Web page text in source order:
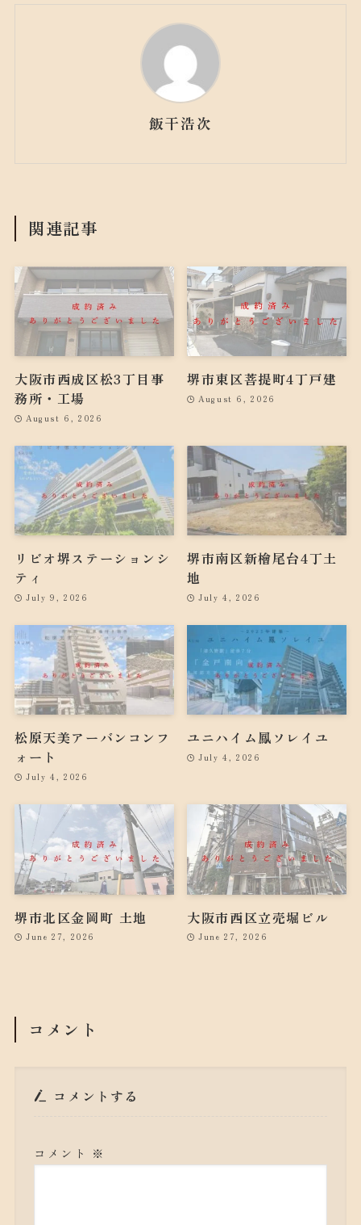
飯干浩次
関連記事
大阪市西成区松3丁目事
務所・工場
August 6, 2026
堺市東区菩提町4丁戸建
August 6, 2026
リビオ堺ステーションシ
ティ
July 9, 2026
堺市南区新檜尾台4丁土
地
July 4, 2026
松原天美アーバンコンフ
ォート
July 4, 2026
ユニハイム鳳ソレイユ
July 4, 2026
堺市北区金岡町 土地
June 27, 2026
大阪市西区立売堀ビル
June 27, 2026
コメント
コメントする
コメント ※